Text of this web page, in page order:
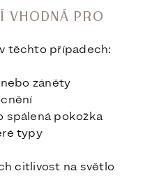
VHODNÁ PRO
těchto případech:
záněty
spálená pokožka
typy
citlivost na světlo